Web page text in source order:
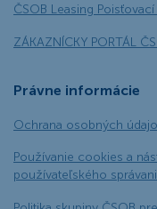
ČSOB Leasing
ZÁKAZNÍCKY PORTÁL
Právne informácie
Ochrana osobných
Používanie cookies a
používateľského